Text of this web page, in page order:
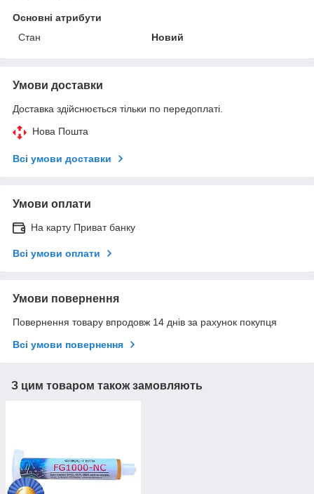
Основні атрибути
Стан
Новий
Умови доставки
Доставка здійснюється тільки по передоплаті.
Нова Пошта
Всі умови доставки
Умови оплати
На карту Приват банку
Всі умови оплати
Умови повернення
Повернення товару впродовж 14 днів за рахунок покупця
Всі умови повернення
З цим товаром також замовляють